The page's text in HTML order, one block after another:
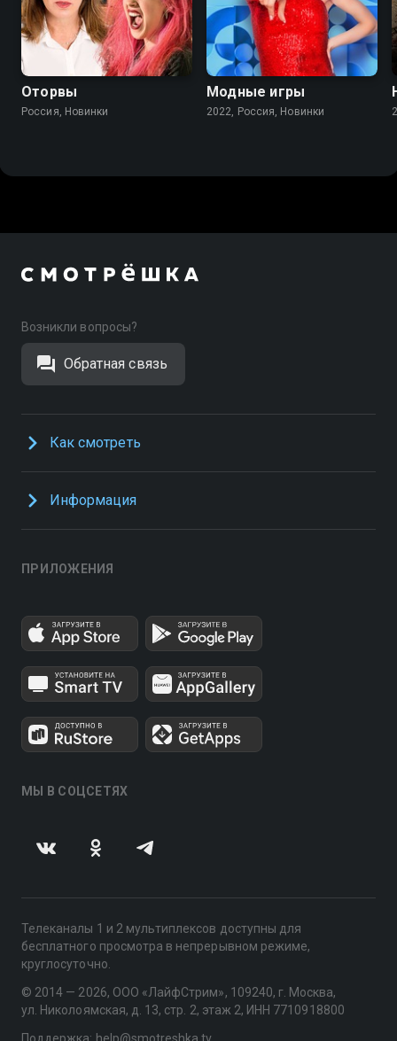
Оторвы
Россия, Новинки
Модные игры
2022, Россия, Новинки
Возникли вопросы?
Обратная связь
Как смотреть
Информация
ПРИЛОЖЕНИЯ
МЫ В СОЦСЕТЯХ
Телеканалы 1 и 2 мультиплексов доступны для
бесплатного просмотра в непрерывном режиме,
круглосуточно.
© 2014 — 2026, ООО «ЛайфСтрим», 109240, г. Москва,
ул. Николоямская, д. 13, стр. 2, этаж 2, ИНН 7710918800